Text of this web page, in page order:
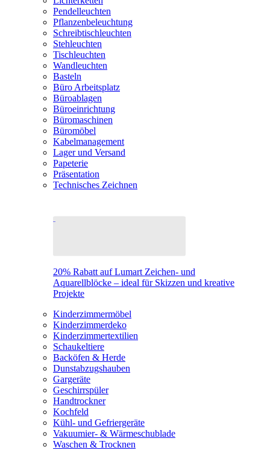
Pendelleuchten
Pflanzenbeleuchtung
Schreibtischleuchten
Stehleuchten
Tischleuchten
Wandleuchten
Basteln
Büro Arbeitsplatz
Büroablagen
Büroeinrichtung
Büromaschinen
Büromöbel
Kabelmanagement
Lager und Versand
Papeterie
Präsentation
Technisches Zeichnen
20% Rabatt auf Lumart Zeichen- und
Aquarellblöcke – ideal für Skizzen und kreative
Projekte
Kinderzimmermöbel
Kinderzimmerdeko
Kinderzimmertextilien
Schaukeltiere
Backöfen & Herde
Dunstabzugshauben
Gargeräte
Geschirrspüler
Handtrockner
Kochfeld
Kühl- und Gefriergeräte
Vakuumier- & Wärmeschublade
Waschen & Trocknen